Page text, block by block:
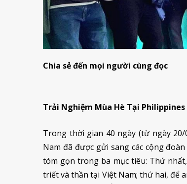
Chia sẻ đến mọi người cùng đọc
Trải Nghiệm Mùa Hè Tại Philippines
Trong thời gian 40 ngày (từ ngày
Nam đã được gửi sang các cộng
tóm gọn trong ba mục tiêu: Thứ
triết và thần tại Việt Nam; thứ hai, để